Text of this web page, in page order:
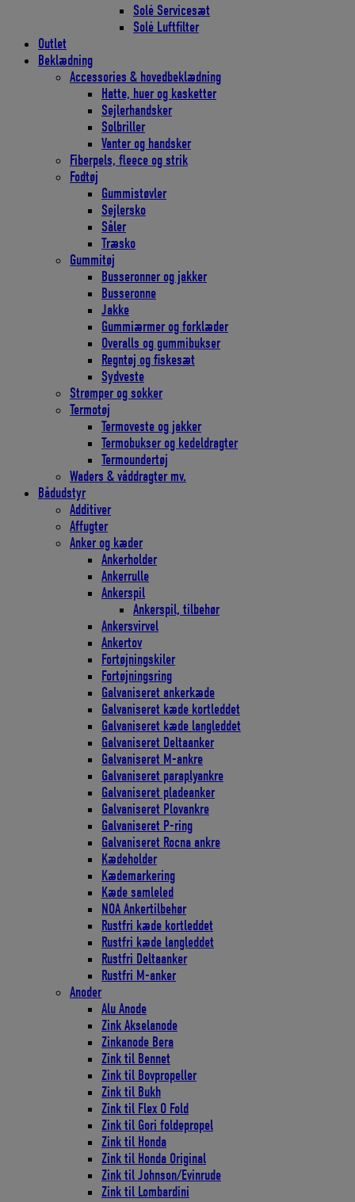
Solé Servicesæt
Solé Luftfilter
Outlet
Beklædning
Accessories & hovedbeklædning
Hatte, huer og kasketter
Sejlerhandsker
Solbriller
Vanter og handsker
Fiberpels, fleece og strik
Fodtøj
Gummistøvler
Sejlersko
Såler
Træsko
Gummitøj
Busseronner og jakker
Busseronne
Jakke
Gummiærmer og forklæder
Overalls og gummibukser
Regntøj og fiskesæt
Sydveste
Strømper og sokker
Termotøj
Termoveste og jakker
Termobukser og kedeldragter
Termoundertøj
Waders & våddragter mv.
Bådudstyr
Additiver
Affugter
Anker og kæder
Ankerholder
Ankerrulle
Ankerspil
Ankerspil, tilbehør
Ankersvirvel
Ankertov
Fortøjningskiler
Fortøjningsring
Galvaniseret ankerkæde
Galvaniseret kæde kortleddet
Galvaniseret kæde langleddet
Galvaniseret Deltaanker
Galvaniseret M-ankre
Galvaniseret paraplyankre
Galvaniseret pladeanker
Galvaniseret Plovankre
Galvaniseret P-ring
Galvaniseret Rocna ankre
Kædeholder
Kædemarkering
Kæde samleled
NOA Ankertilbehør
Rustfri kæde kortleddet
Rustfri kæde langleddet
Rustfri Deltaanker
Rustfri M-anker
Anoder
Alu Anode
Zink Akselanode
Zinkanode Bera
Zink til Bennet
Zink til Bovpropeller
Zink til Bukh
Zink til Flex O Fold
Zink til Gori foldepropel
Zink til Honda
Zink til Honda Original
Zink til Johnson/Evinrude
Zink til Lombardini